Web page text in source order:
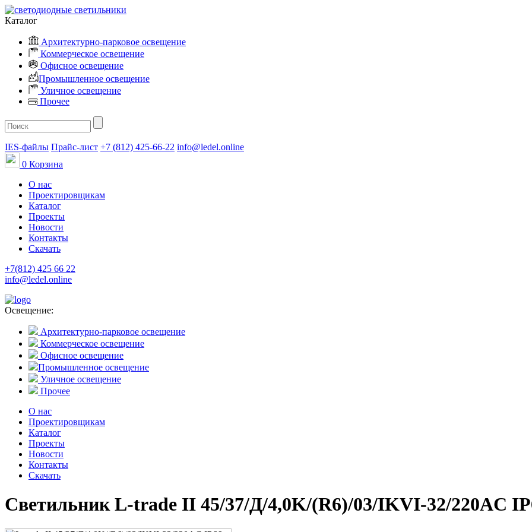
Каталог
Архитектурно-парковое освещение
Коммерческое освещение
Офисное освещение
Промышленное освещение
Уличное освещение
Прочее
IES-файлы Прайс-лист +7 (812) 425-66-22 info@ledel.online
0 Корзина
О нас
Проектировщикам
Каталог
Проекты
Новости
Контакты
Скачать
+7(812) 425 66 22
info@ledel.online
Освещение:
Архитектурно-парковое освещение
Коммерческое освещение
Офисное освещение
Промышленное освещение
Уличное освещение
Прочее
О нас
Проектировщикам
Каталог
Проекты
Новости
Контакты
Скачать
Светильник L-trade II 45/37/Д/4,0K/(R6)/03/IKVI-32/220AC